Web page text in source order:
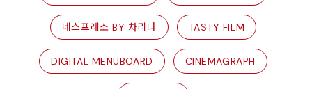
네스프레소 BY 차리다 TASTY FILM
DIGITAL MENUBOARD CINEMAGRAPH